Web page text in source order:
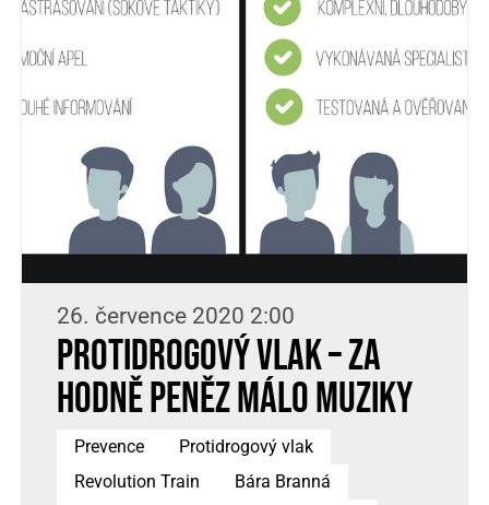
26. července 2020 2:00
Protidrogový vlak – za
hodně peněz málo muziky
Prevence
Protidrogový vlak
Revolution Train
Bára Branná